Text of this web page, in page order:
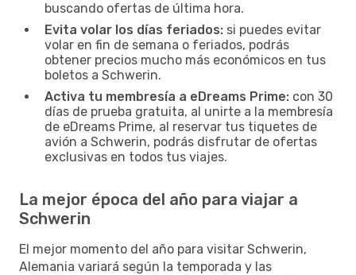
buscando ofertas de última hora.
Evita volar los días feriados: si puedes evitar
volar en fin de semana o feriados, podrás
obtener precios mucho más económicos en tus
boletos a Schwerin.
Activa tu membresía a eDreams Prime: con 30
días de prueba gratuita, al unirte a la membresía
de eDreams Prime, al reservar tus tiquetes de
avión a Schwerin, podrás disfrutar de ofertas
exclusivas en todos tus viajes.
La mejor época del año para viajar a
Schwerin
El mejor momento del año para visitar Schwerin,
Alemania variará según la temporada y las